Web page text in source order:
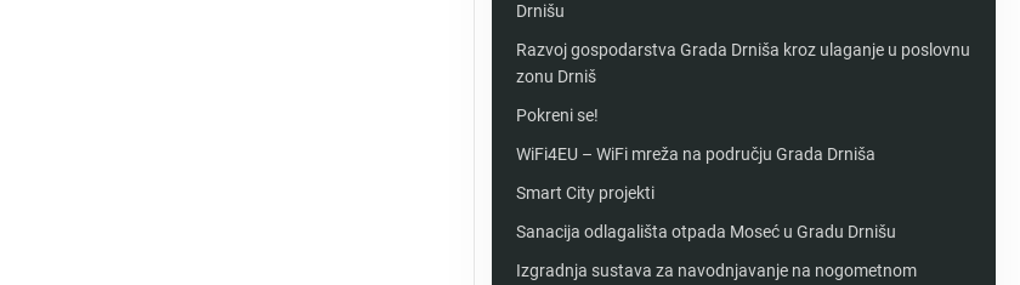
Drnišu
Razvoj gospodarstva Grada Drniša kroz ulaganje u poslovnu
zonu Drniš
Pokreni se!
WiFi4EU – WiFi mreža na području Grada Drniša
Smart City projekti
Sanacija odlagališta otpada Moseć u Gradu Drnišu
Izgradnja sustava za navodnjavanje na nogometnom